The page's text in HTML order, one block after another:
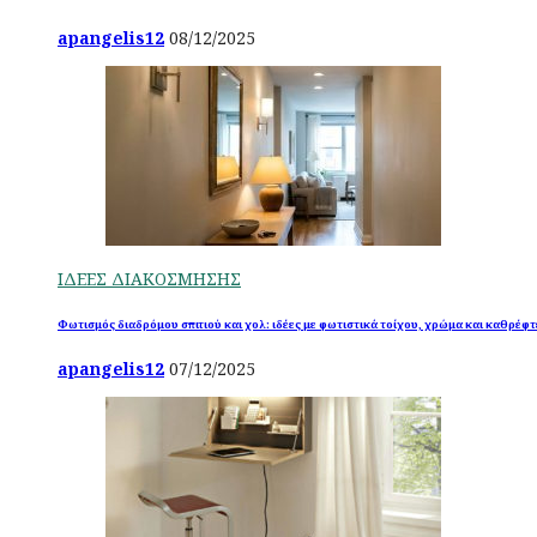
apangelis12 08/12/2025
ΙΔΕΕΣ ΔΙΑΚΟΣΜΗΣΗΣ
Φωτισμός διαδρόμου σπιτιού και χολ: ιδέες με φωτιστικά τοίχου, χρώμα και
apangelis12 07/12/2025